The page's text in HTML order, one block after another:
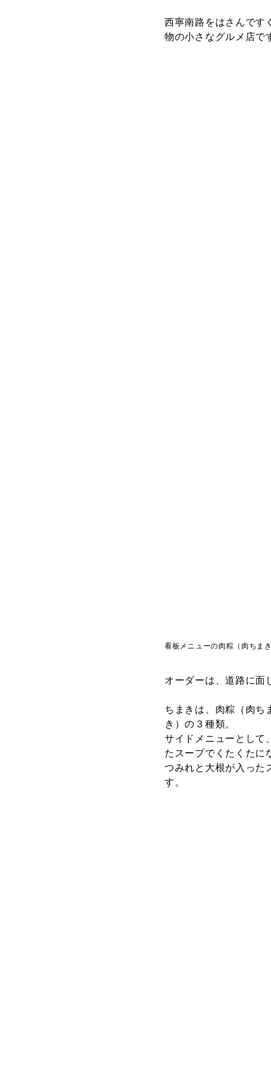
西寧南路をはさんです
物の小さなグルメ店で
看板メニューの肉粽（肉ちま
オーダーは、道路に面
ちまきは、肉粽（肉ち
き）の３種類。
サイドメニューとして
たスープでくたくたに
つみれと大根が入った
す。